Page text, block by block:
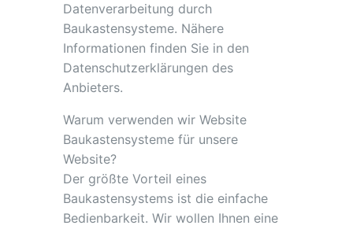
Datenverarbeitung durch
Baukastensysteme. Nähere
Informationen finden Sie in den
Datenschutzerklärungen des
Anbieters.
Warum verwenden wir Website
Baukastensysteme für unsere
Website?
Der größte Vorteil eines
Baukastensystems ist die einfache
Bedienbarkeit. Wir wollen Ihnen eine